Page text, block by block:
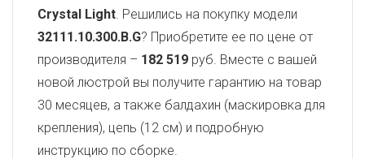
Crystal Light. Решились на покупку модели
32111.10.300.B.G? Приобретите ее по цене от
производителя – 182 519 руб. Вместе с вашей
новой люстрой вы получите гарантию на товар
30 месяцев, а также балдахин (маскировка для
крепления), цепь (12 см) и подробную
инструкцию по сборке.